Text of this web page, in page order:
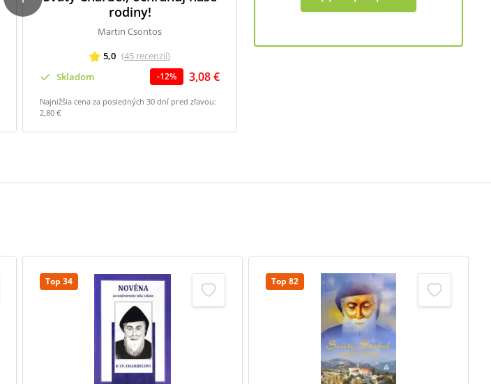
rodiny!
Martin Csontos
5,0 (45 recenzií)
Skladom
-12% 3,08 €
Najnižšia cena za posledných 30 dní pred zľavou:
2,80 €
Top 34 Top 82